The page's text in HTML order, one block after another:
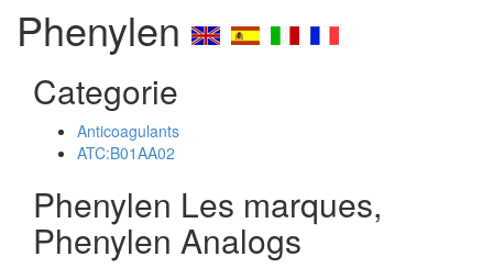
Phenylen
Categorie
Anticoagulants
ATC:B01AA02
Phenylen Les marques,
Phenylen Analogs